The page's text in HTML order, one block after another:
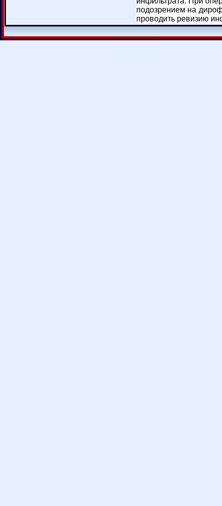
подозрением на
проводить ревизию